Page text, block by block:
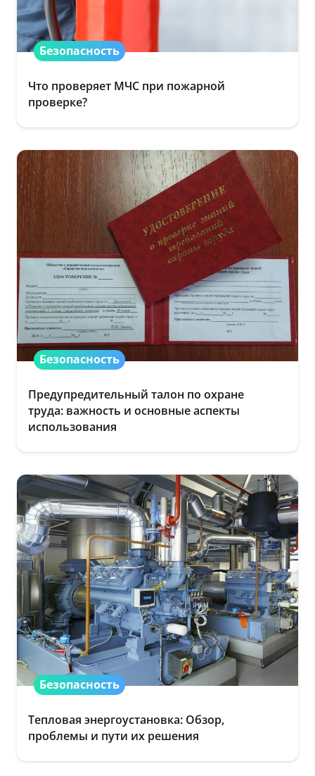
Безопасность
Что проверяет МЧС при пожарной
проверке?
Безопасность
Предупредительный талон по охране
труда: важность и основные аспекты
использования
Безопасность
Тепловая энергоустановка: Обзор,
проблемы и пути их решения